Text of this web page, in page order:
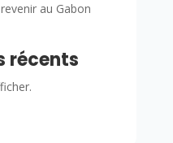
au Gabon
récents